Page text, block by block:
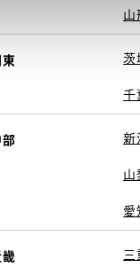
山
茨
千
新
山
愛
三
せていただきま
ゲン車取扱店。